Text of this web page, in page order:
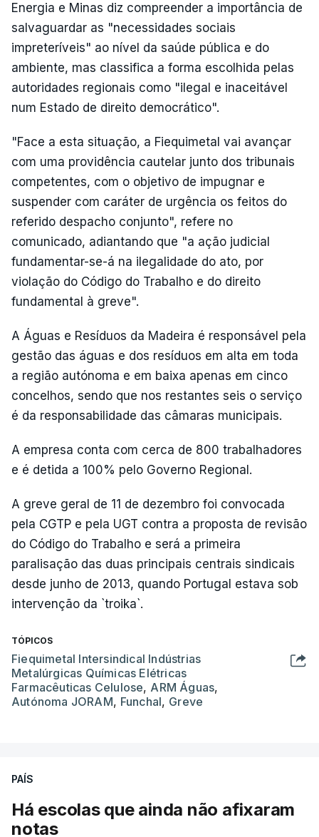
Energia e Minas diz compreender a importância de
salvaguardar as "necessidades sociais
impreteríveis" ao nível da saúde pública e do
ambiente, mas classifica a forma escolhida pelas
autoridades regionais como "ilegal e inaceitável
num Estado de direito democrático".
"Face a esta situação, a Fiequimetal vai avançar
com uma providência cautelar junto dos tribunais
competentes, com o objetivo de impugnar e
suspender com caráter de urgência os feitos do
referido despacho conjunto", refere no
comunicado, adiantando que "a ação judicial
fundamentar-se-á na ilegalidade do ato, por
violação do Código do Trabalho e do direito
fundamental à greve".
A Águas e Resíduos da Madeira é responsável pela
gestão das águas e dos resíduos em alta em toda
a região autónoma e em baixa apenas em cinco
concelhos, sendo que nos restantes seis o serviço
é da responsabilidade das câmaras municipais.
A empresa conta com cerca de 800 trabalhadores
e é detida a 100% pelo Governo Regional.
A greve geral de 11 de dezembro foi convocada
pela CGTP e pela UGT contra a proposta de revisão
do Código do Trabalho e será a primeira
paralisação das duas principais centrais sindicais
desde junho de 2013, quando Portugal estava sob
intervenção da `troika`.
TÓPICOS
Fiequimetal Intersindical Indústrias
Metalúrgicas Químicas Elétricas
Farmacêuticas Celulose, ARM Águas,
Autónoma JORAM, Funchal, Greve
PAÍS
Há escolas que ainda não afixaram
notas